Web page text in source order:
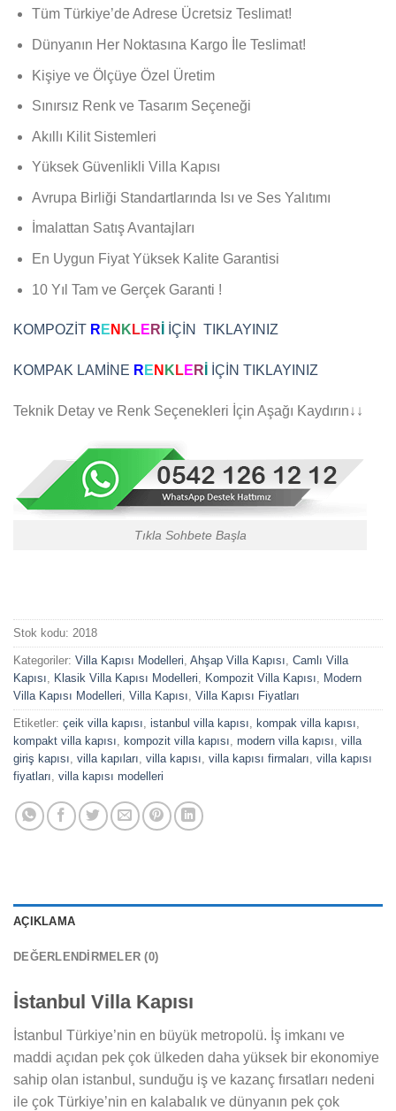
Tüm Türkiye’de Adrese Ücretsiz Teslimat!
Dünyanın Her Noktasına Kargo İle Teslimat!
Kişiye ve Ölçüye Özel Üretim
Sınırsız Renk ve Tasarım Seçeneği
Akıllı Kilit Sistemleri
Yüksek Güvenlikli Villa Kapısı
Avrupa Birliği Standartlarında Isı ve Ses Yalıtımı
İmalattan Satış Avantajları
En Uygun Fiyat Yüksek Kalite Garantisi
10 Yıl Tam ve Gerçek Garanti !
KOMPOZİT R E N K LE R İÇİN TIKLAYINIZ
KOMPAK LAMİNE R E N K LE R İÇİN TIKLAYINIZ
Teknik Detay ve Renk Seçenekleri İçin Aşağı Kaydırın↓↓
Tıkla Sohbete Başla
Stok kodu: 2018
Kategoriler: Villa Kapısı Modelleri, Ahşap Villa Kapısı, Camlı Villa
Kapısı, Klasik Villa Kapısı Modelleri, Kompozit Villa Kapısı, Modern
Villa Kapısı Modelleri, Villa Kapısı, Villa Kapısı Fiyatları
Etiketler: çeik villa kapısı, istanbul villa kapısı, kompak villa kapısı,
kompakt villa kapısı, kompozit villa kapısı, modern villa kapısı, villa
giriş kapısı, villa kapıları, villa kapısı, villa kapısı firmaları, villa kapısı
fiyatları, villa kapısı modelleri
AÇIKLAMA
DEĞERLENDIRMELER (0)
İstanbul Villa Kapısı
İstanbul Türkiye’nin en büyük metropolü. İş imkanı ve
maddi açıdan pek çok ülkeden daha yüksek bir ekonomiye
sahip olan istanbul, sunduğu iş ve kazanç fırsatları nedeni
ile çok Türkiye’nin en kalabalık ve dünyanın pek çok